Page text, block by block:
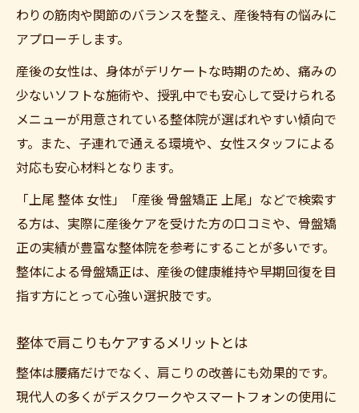
わりの筋肉や関節のバランスを整え、産後特有の悩みに
アプローチします。
産後の女性は、身体がデリケートな時期のため、痛みの
少ないソフトな施術や、授乳中でも安心して受けられる
メニューが用意されている整体院が選ばれやすい傾向で
す。また、子連れで通える環境や、女性スタッフによる
対応も安心材料となります。
「上尾 整体 女性」「産後 骨盤矯正 上尾」などで検索す
る方は、実際に産後ケアを受けた方の口コミや、骨盤矯
正の実績が豊富な整体院を参考にすることが多いです。
整体による骨盤矯正は、産後の健康維持や早期回復を目
指す方にとって心強い選択肢です。
整体で肩こりもケアするメリットとは
整体は腰痛だけでなく、肩こりの改善にも効果的です。
現代人の多くがデスクワークやスマートフォンの使用に